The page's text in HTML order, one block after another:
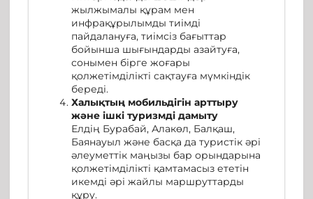
жылжымалы құрам мен
инфрақұрылымды тиімді
пайдалануға, тиімсіз бағыттар
бойынша шығындарды азайтуға,
сонымен бірге жоғары
қолжетімділікті сақтауға мүмкіндік
береді.
Халықтың мобильдігін арттыру
және ішкі туризмді дамыту
Елдің Бурабай, Алакөл, Балқаш,
Баянауыл және басқа да туристік әрі
әлеуметтік маңызы бар орындарына
қолжетімділікті қамтамасыз ететін
икемді әрі жайлы маршруттарды
құру.